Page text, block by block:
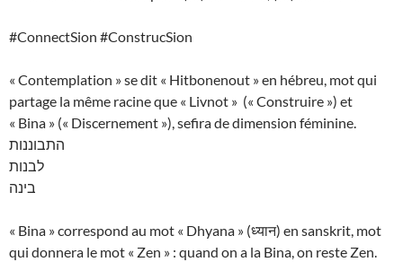
#ConnectSion #ConstrucSion
« Contemplation » se dit « Hitbonenout » en hébreu, mot qui
partage la même racine que « Livnot » (« Construire ») et
« Bina » (« Discernement »), sefira de dimension féminine.
התבוננות
לבנות
בינה
« Bina » correspond au mot « Dhyana » (ध्यान) en sanskrit, mot
qui donnera le mot « Zen » : quand on a la Bina, on reste Zen.